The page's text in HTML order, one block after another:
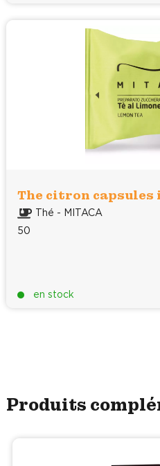
The citron capsules
Thé - MITACA
50
en stock
Produits